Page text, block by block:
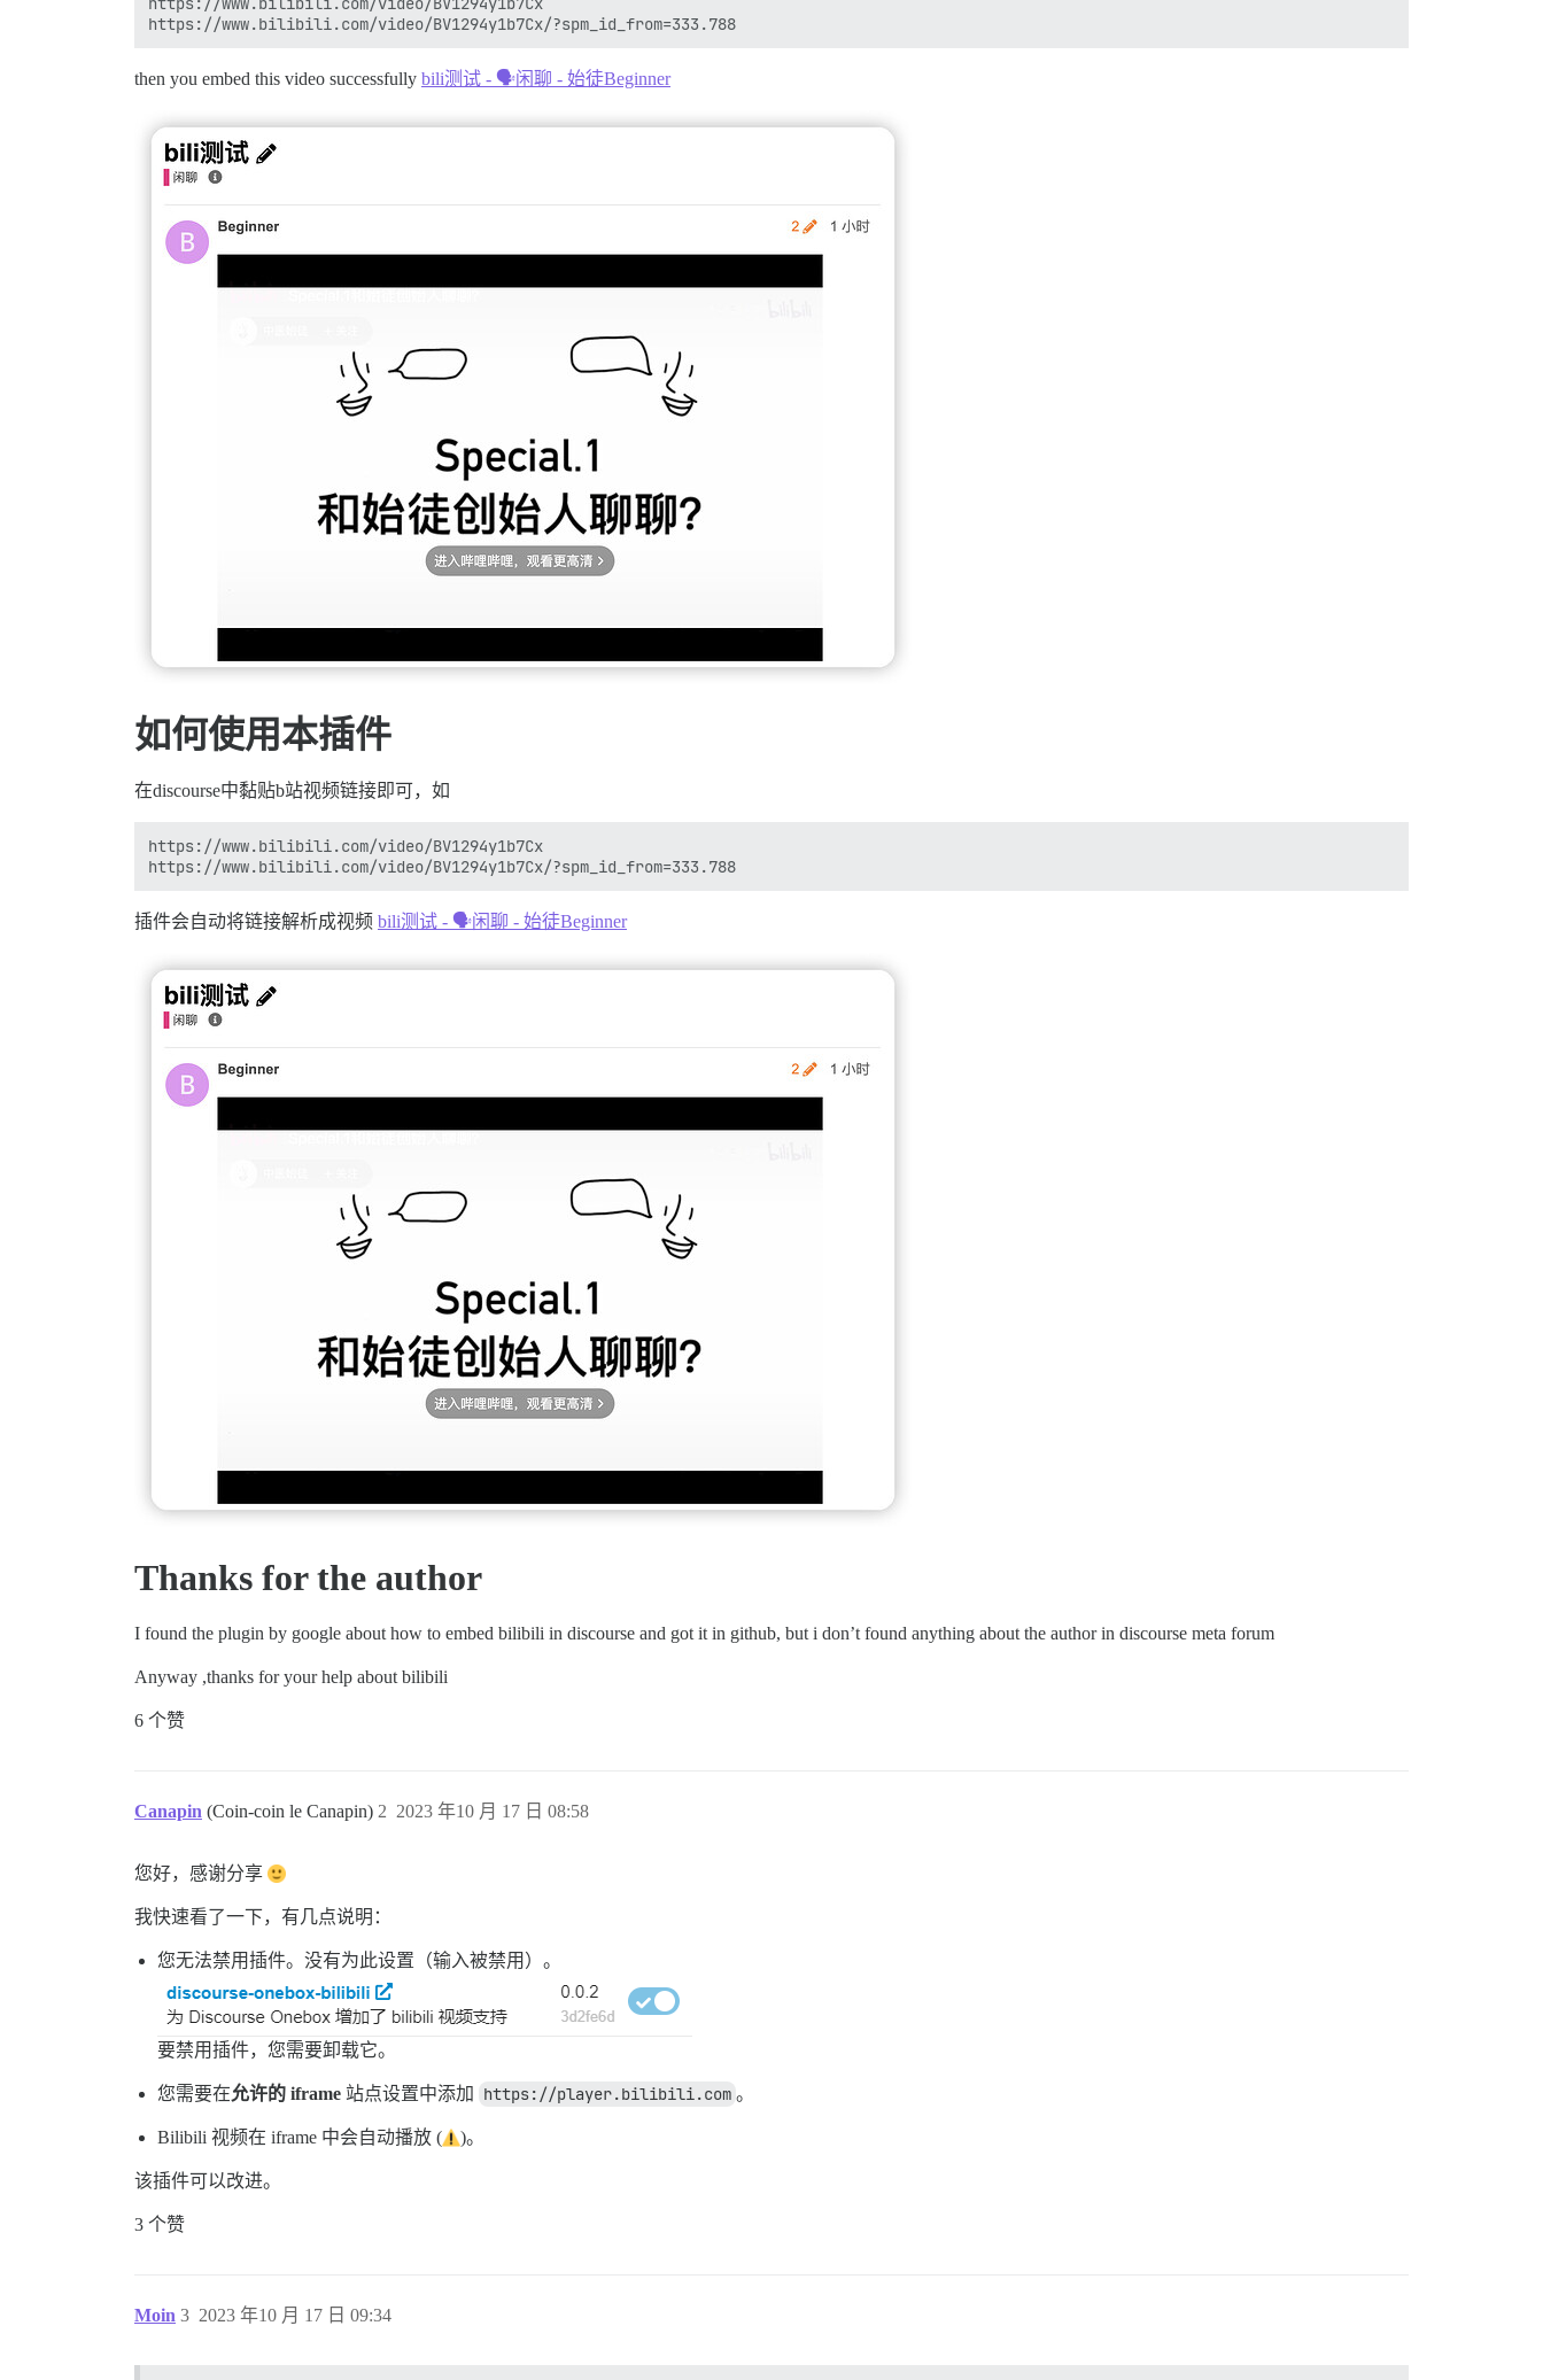
then you embed this video successfully bili测试 - 🗣️闲聊 - 始徒Beginner
如何使用本插件
在discourse中黏贴b站视频链接即可，如
https://www.bilibili.com/video/BV1294y1b7Cx
插件会自动将链接解析成视频 bili测试 - 🗣️闲聊 - 始徒Beginner
Thanks for the author
I found the plugin by google about how to embed bilibili in discourse and got it in github, but i don’t found anything about the author in discourse meta forum
Anyway ,thanks for your help about bilibili
6 个赞
Canapin (Coin-coin le Canapin) 2023 年10 月 17 日 08:58
2
您好，感谢分享
我快速看了一下，有几点说明：
您无法禁用插件。没有为此设置（输入被禁用）。
要禁用插件，您需要卸载它。
您需要在允许的 iframe 站点设置中添加 https://player.bilibili.com 。
Bilibili 视频在 iframe 中会自动播放 ( )。
该插件可以改进。
3 个赞
Moin 2023 年10 月 17 日 09:34
3